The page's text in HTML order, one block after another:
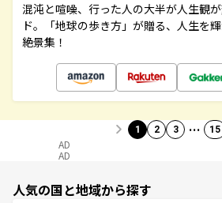
混沌と喧噪、行った人の大半が人生観
ド。「地球の歩き方」が贈る、人生を
絶景集！
1 2 3 … 15
AD
AD
人気の国と地域から探す